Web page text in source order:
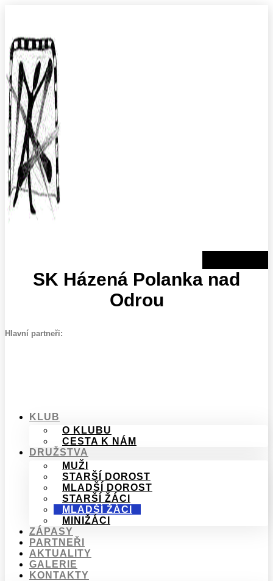
SK Házená Polanka nad
Odrou
Hlavní partneři:
KLUB
O KLUBU
CESTA K NÁM
DRUŽSTVA
MUŽI
STARŠÍ DOROST
MLADŠÍ DOROST
STARŠÍ ŽÁCI
MLADŠÍ ŽÁCI
MINIŽÁCI
ZÁPASY
PARTNEŘI
AKTUALITY
GALERIE
KONTAKTY